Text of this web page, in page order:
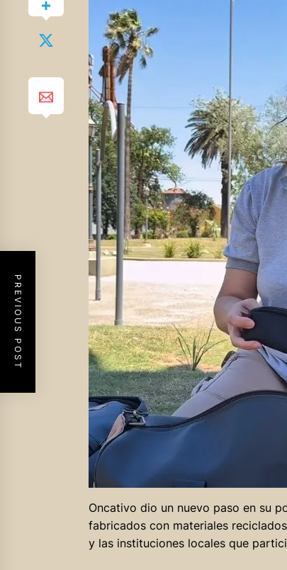
Oncativo dio un nuevo paso en su
fabricados con materiales
y las instituciones locales que
PREVIOUS POST